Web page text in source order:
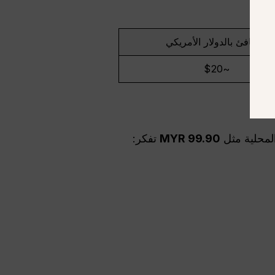
المكافئ بالدولار الأمريكي
~$20
مثل MYR 99.90 تفكر: